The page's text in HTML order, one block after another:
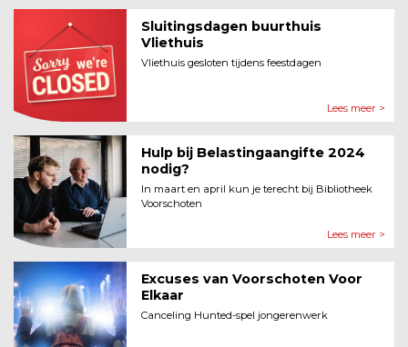
Sluitingsdagen buurthuis
Vliethuis
Vliethuis gesloten tijdens feestdagen
Lees meer >
Hulp bij Belastingaangifte 2024
nodig?
In maart en april kun je terecht bij Bibliotheek
Voorschoten
Lees meer >
Excuses van Voorschoten Voor
Elkaar
Canceling Hunted-spel jongerenwerk